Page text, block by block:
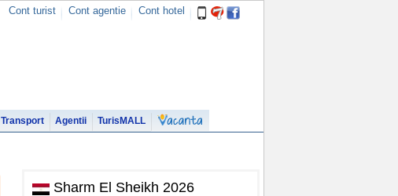
Cont turist Cont agentie Cont hotel
Transport Agentii TurisMALL
Sharm El Sheikh 2026